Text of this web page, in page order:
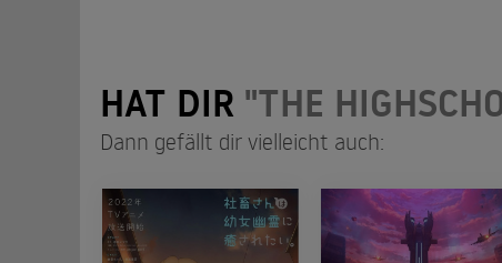
HAT DIR "THE
Dann gefällt dir vielleicht auch: